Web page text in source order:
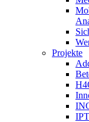
Projekte